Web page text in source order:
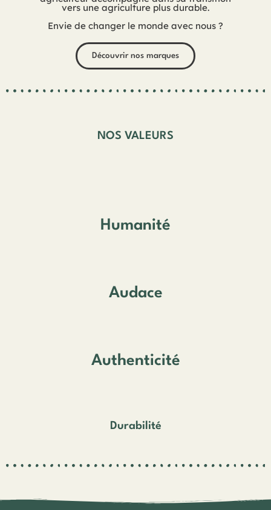
vers une agriculture plus durable.
Envie de changer le monde avec nous ?
Découvrir nos marques
NOS VALEURS
Humanité
Audace
Authenticité
Durabilité